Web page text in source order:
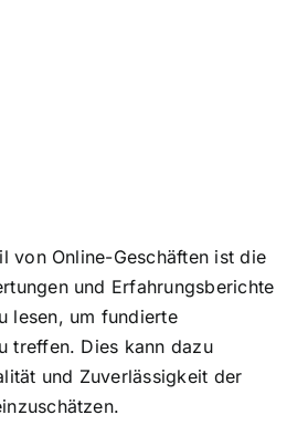
von Online-Geschäften ist die
und Erfahrungsberichte
lesen, um fundierte
treffen. Dies kann dazu
und Zuverlässigkeit der